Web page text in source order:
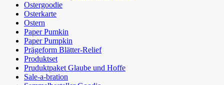
Ostergoodie
Osterkarte
Ostern
Paper Pumkin
Paper Pumpkin
Prägeform Blätter-Relief
Produktset
Pruduktpaket Glaube und Hoffe
Sale-a-bration